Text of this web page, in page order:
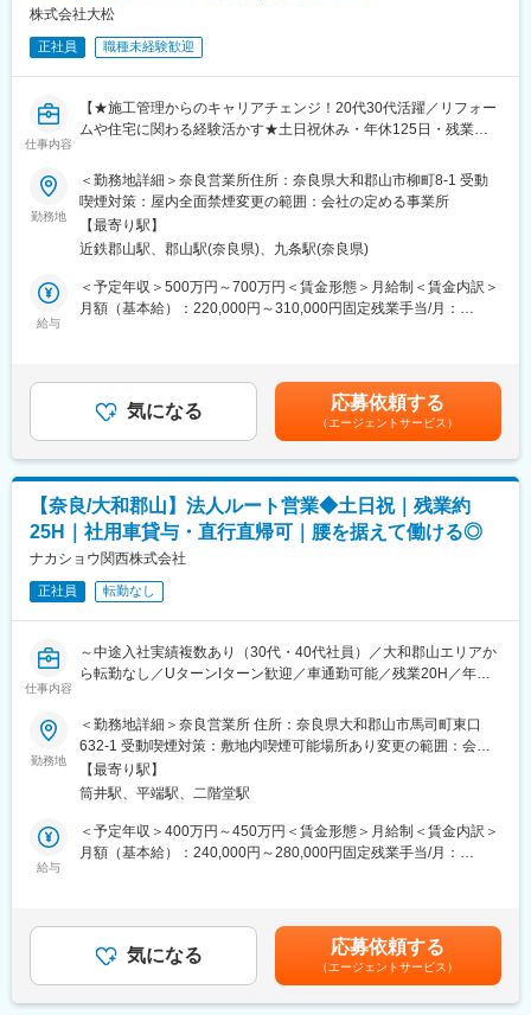
能です。
・賞与：年2回（過去実績4.5ヶ月分）
【営業先】住宅設備機器の販売店、施工店、建材店、工務店など
【担当顧客数】20～30社ほど
書作成が日々の業務です。
＜特徴＞
営業スタイルは自由：1日のスケジュールや行動も縛りなし。裁量
■仕事の流れ：
ナップから、もっとも最適な商品を提案します。
・また同社で施工も担当する場合は、現場調査も行っています。
現場管理や手配もしながら、お客様に寄り添い協業して営業活動
を行います。
※施工は大松エンジニアリング（施工管理会社）と連携しています
ので、現場管理などはこちらのスタッフと協力しながら進めま
す。
■社風：
風通し抜群！社員同士年齢層の近い人がほとんどで、コミュニケ
あり、実際に制度改革の動きも活発です。
変更の範囲：会社の定める業務
株式会社大松
正社員 職種未経験歓迎
仕事内容
【★施工管理からのキャリアチェンジ！20代30代活躍／リフォー
ムや住宅に関わる経験活かす★土日祝休み・年休125日・残業月
関西有数の独立系商社！水回りを始め、サッシ・エクステリアな
ど様々な分野で40年以上事業拡大を続ける当社にて、法人ルート
営業をお任せします！
■業務内容：
担当顧客を訪問し、日々コミュニケーションを重ねることで、お
客様の紹介時に第一想起されるような関係を築くことがメインミ
【営業先】住宅設備機器の販売店、施工店、建材店、工務店など
【担当顧客数】20～30社ほど
＜特徴＞
・営業スタイルは自由：1日のスケジュールや行動も縛りなし。裁
量をもって営業活動を行えます。
・同社で施工も担当する場合は、現場調査も行います。現場管理
や手配もしながら、お客様に寄り添い協業して営業活動を行いま
※施工は大松エンジニアリング（施工管理会社）と連携しています
ので、現場管理などはこちらのスタッフと協力しながら進めま
■働き方：
・年休125日（土日祝休）
・残業月12.6H
組みなど改善をしており、お客様に「土日祝休み・営業時間外は
対応なし」の印象を持ってもらえている環境
・モデル年収：35歳／600万円・40歳／680万円
・賞与：年2回（過去実績4.5ヶ月分）
勤務地
＜勤務地詳細＞奈良営業所住所：奈良県大和郡山市柳町8-1 受動
喫煙対策：屋内全面禁煙変更の範囲：会社の定める事業所
【最寄り駅】
近鉄郡山駅、郡山駅(奈良県)、九条駅(奈良県)
給与
＜予定年収＞500万円～700万円＜賃金形態＞月給制＜賃金内訳＞
月額（基本給）：220,000円～310,000円固定残業手当/月：
昇給：あり（過去実績1,000～10,000円）■賞与：年2回（過去実
績4.5ヶ月分）■営業手当：20,000円／月＜年収例＞・35歳／600
万円・40歳／680万円昇給幅も高いため、年齢にかかわらず年収
UPが可能！賃金はあくまでも目安の金額であり、選考を通じて上
下する可能性があります。月給(月額)は固定手当を含めた表記で
す。
気になる 応募依頼する
（エージェントサービス）
【奈良/大和郡山】法人ルート営業◆土日祝｜残業約
25H｜社用車貸与・直行直帰可｜腰を据えて働ける◎
ナカショウ関西株式会社
正社員 転勤なし
仕事内容
～中途入社実績複数あり（30代・40代社員）／大和郡山エリアか
ら転勤なし／UターンIターン歓迎／車通勤可能／残業20H／年休
■職務内容：
土木・景観資材のルート営業をご担当いただきます。
＜具体的には＞
・提案先：京都府内を中心とした建設工事会社(担当社数は20～30
社)
・商材：土木・景観資材(例：コンクリート品、上下水道資材、防
災関連資材、法面緑化、舗装関連資材、他)
※飛込営業はありませんので、ご安心ください
・評価：受注金額と粗利益をもとに評価します
※配達先は注文先の事務所または工事現場です
勤務地
＜勤務地詳細＞奈良営業所 住所：奈良県大和郡山市馬司町東口
632-1 受動喫煙対策：敷地内喫煙可能場所あり変更の範囲：会社
の定める事業所
【最寄り駅】
筒井駅、平端駅、二階堂駅
給与
＜予定年収＞400万円～450万円＜賃金形態＞月給制＜賃金内訳＞
月額（基本給）：240,000円～280,000円固定残業手当/月：
賞与：年2回(合計2.5ヶ月分 ※前年度実績）昇給：年1回(1月当たり
2,000円～5,000円 ※前年度実績） 賃金はあくまでも目安の金額で
あり、選考を通じて上下する可能性があります。月給(月額)は固定
手当を含めた表記です。
気になる 応募依頼する
（エージェントサービス）